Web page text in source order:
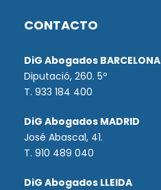
CONTACTO
DiG Abogados BARCELONA
Diputació, 260. 5º
T. 933 184 400
DiG Abogados MADRID
José Abascal, 41.
T. 910 489 040
DiG Abogados LLEIDA